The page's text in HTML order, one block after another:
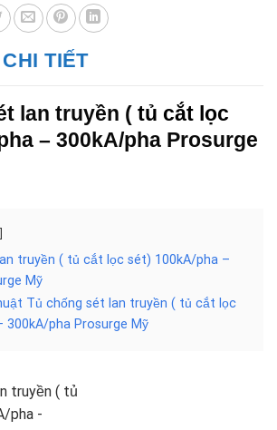
TIẾT
lan truyền ( tủ cắt lọc
– 300kA/pha Prosurge
truyền ( tủ cắt lọc sét) 100kA/pha –
Mỹ
Tủ chống sét lan truyền ( tủ cắt lọc
300kA/pha Prosurge Mỹ